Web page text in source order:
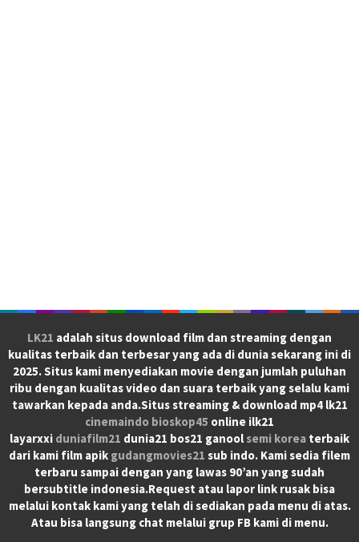
LK21 adalah situs download film dan streaming dengan
kualitas terbaik dan terbesar yang ada di dunia sekarang ini di
2025. Situs kami menyediakan movie dengan jumlah puluhan
ribu dengan kualitas video dan suara terbaik yang selalu kami
tawarkan kepada anda.Situs streaming & download mp4 lk21
cinemaindo bioskop45 online ilk21
layarxxi duniafilm21 dunia21 bos21 ganool semi korea terbaik
dari kami film apik gudangmovies21 sub indo. Kami sedia filem
terbaru sampai dengan yang lawas 90’an yang sudah
bersubtitle indonesia.Request atau lapor link rusak bisa
melalui kontak kami yang telah di sediakan pada menu di atas.
Atau bisa langsung chat melalui grup FB kami di menu.